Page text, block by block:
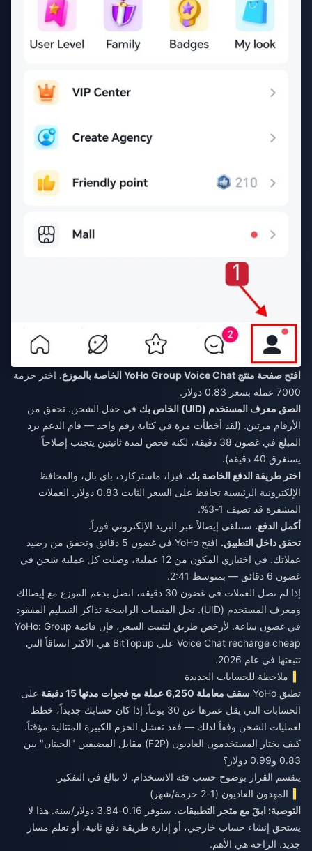
افتح صفحة منتج YoHo Group Voice Chat الخاصة بالموزع.
اختر حزمة
7000 عملة بسعر 0.83 دولار.
الصق معرف المستخدم (UID) الخاص بك
في حقل الشحن. تحقق من
الأرقام مرتين. (لقد أخطأت مرة في كتابة رقم واحد — قام الدعم برد
المبلغ في غضون 38 دقيقة، لكنه فحص لمدة ثانيتين يتجنب إصلاحاً
يستغرق 40 دقيقة).
اختر طريقة الدفع الخاصة بك. فيزا، ماستركارد، باي بال، والمحافظ
الإلكترونية الرئيسية تحافظ على السعر الثابت 0.83 دولار. العملات
المشفرة قد تضيف 1-3%.
أكمل الدفع. ستتلقى إيصالاً عبر البريد الإلكتروني فوراً.
تحقق داخل التطبيق.
افتح YoHo في غضون 5 دقائق وتحقق من رصيد
عملاتك. في اختباري المكون من 12 عملية، وصلت كل عملية شحن في
غضون 6 دقائق — بمتوسط 2:41.
إذا لم تصل العملات في غضون 30 دقيقة، اتصل بدعم الموزع مع إيصالك
ومعرف المستخدم (UID). تحل المنصات الراسخة تذاكر التسليم المفقود
في غضون ساعة. لأرخص طريق لتثبيت السعر، فإن قائمة YoHo: Group
Voice Chat recharge cheap
على BitTopup هي الأكثر اتساقاً التي
تتبعتها في عام 2026.
ملاحظة للحسابات الجديدة
تطبق YoHo
سقف معاملة 6,250 عملة مع فجوات مدتها 15 دقيقة
على
الحسابات التي يقل عمرها عن 30 يوماً. إذا كان حسابك جديداً، خطط
لعمليات الشحن وفقاً لذلك — فقد تفشل الحزم الكبيرة المتتالية مؤقتاً.
كيف يختار المستخدمون العاديون (F2P) مقابل المضيفين "الحيتان" بين
0.83 و0.99 دولار؟
ينقسم القرار بوضوح حسب فئة الاستخدام. لا تبالغ في التفكير.
المهدون العاديون (1-2 حزمة/شهر)
التوصية: ابقَ مع متجر التطبيقات.
ستوفر 0.16-3.84 دولار/سنة. هذا لا
يستحق إنشاء حساب خارجي، أو إدارة طريقة دفع ثانية، أو تعلم مسار
جديد. الراحة هي الأهم.